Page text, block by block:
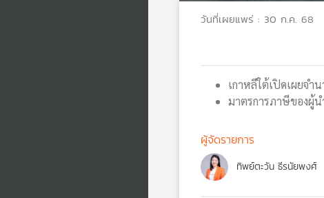
วันที่เผยแพร่ : 30 ก.ค. 68
เกาหลีใต้เปิดเผยจ
มาตรการภาษีของผู้
ผู้จัดรายการ
ทิพย์ตะวัน ธีรนัยพงศ์